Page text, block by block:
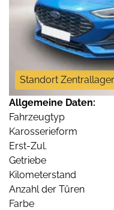
Standort Zentrallager
Allgemeine Daten:
Fahrzeugtyp
Karosserieform
Erst-Zul.
Getriebe
Kilometerstand
Anzahl der Türen
Farbe